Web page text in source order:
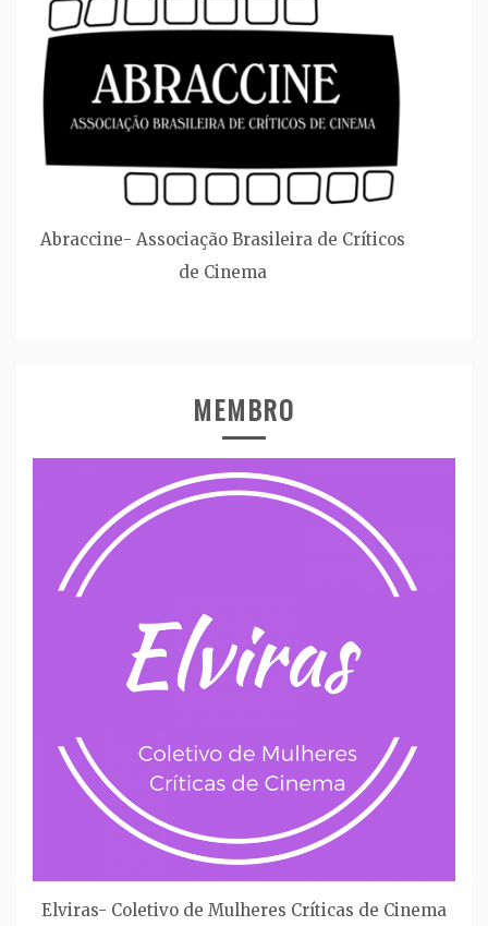
Abraccine- Associação Brasileira de Críticos
de Cinema
MEMBRO
Elviras- Coletivo de Mulheres Críticas de Cinema